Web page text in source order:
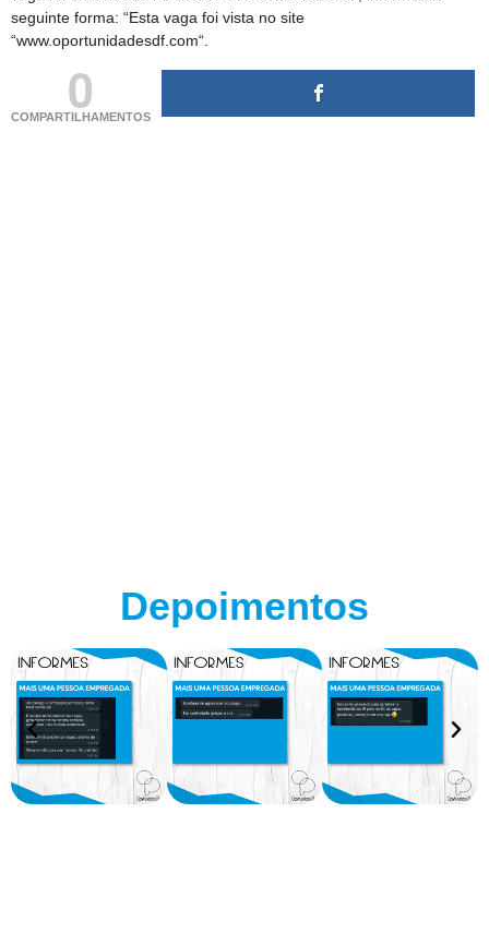
seguinte forma: “Esta vaga foi vista no site
“www.oportunidadesdf.com“.
0
COMPARTILHAMENTOS
Depoimentos